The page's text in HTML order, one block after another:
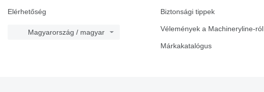
Elérhetőség
Magyarország / magyar
Biztonsági tippek
Vélemények a Machineryline-ról
Márkakatalógus